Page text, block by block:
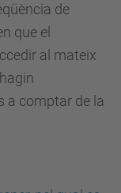
de
que el
al mateix
a comptar de la